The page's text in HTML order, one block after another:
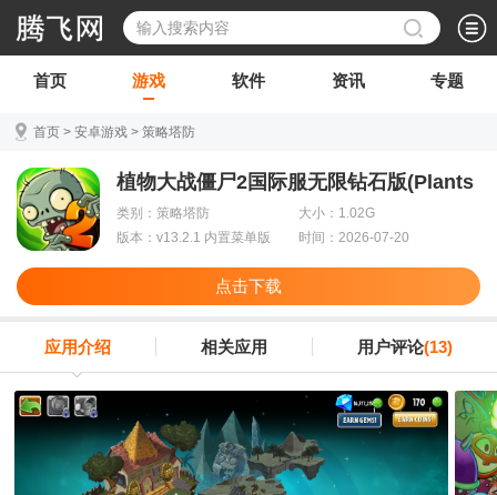
首页 游戏 软件 资讯 专题
首页 > 安卓游戏 > 策略塔防
植物大战僵尸2国际服无限钻石版(Plants
vs Zombies 2)
类别：策略塔防
大小：1.02G
版本：v13.2.1 内置菜单版
时间：2026-07-20
点击下载
应用介绍 相关应用 用户评论(13)